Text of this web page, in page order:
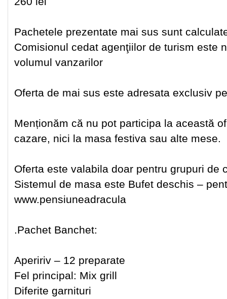
Pachetele prezentate mai sus sunt
Comisionul cedat agenţiilor de turism este
volumul vanzarilor
Oferta de mai sus este adresata exclusiv
Menționăm că nu pot participa la această
cazare, nici la masa festiva sau alte mese.
Oferta este valabila doar pentru grupuri de
Sistemul de masa este Bufet deschis –
www.pensiuneadracula
.Pachet Banchet:
Apeririv – 12 preparate
Fel principal: Mix grill
Diferite garnituri